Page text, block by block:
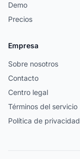
Demo
Precios
Empresa
Sobre nosotros
Contacto
Centro legal
Términos del servicio
Política de privacidad